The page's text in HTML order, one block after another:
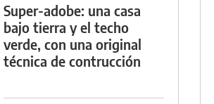
Super-adobe: una casa
bajo tierra y el techo
verde, con una original
técnica de contrucción